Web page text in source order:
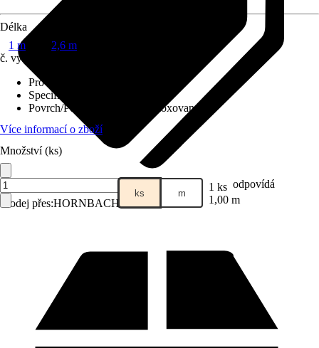
Prodej přes:HORNBACH
Délka
1 m
2,6 m
č. výrobku
Provedení
Specifikace materiálu
Povrch/Povrchová úprava
Eloxovaný
Více informací o zboží
Množství (ks)
ks m 1 ks odpovídá
1,00 m